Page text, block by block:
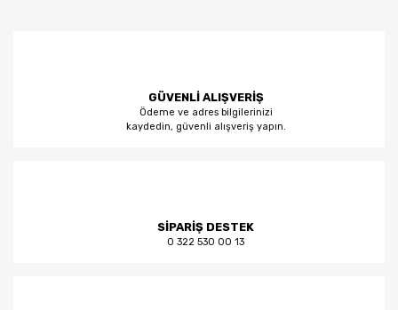
GÜVENLİ ALIŞVERİŞ
Ödeme ve adres bilgilerinizi
kaydedin, güvenli alışveriş yapın.
SİPARİŞ DESTEK
0 322 530 00 13